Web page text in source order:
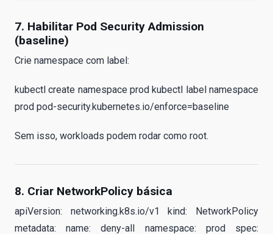
7. Habilitar Pod Security Admission
(baseline)
Crie namespace com label:
kubectl create namespace prod kubectl label namespace
prod pod-security.kubernetes.io/enforce=baseline
Sem isso, workloads podem rodar como root.
8. Criar NetworkPolicy básica
apiVersion: networking.k8s.io/v1 kind: NetworkPolicy
metadata: name: deny-all namespace: prod spec: